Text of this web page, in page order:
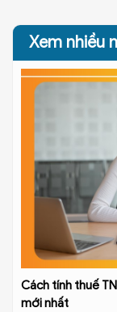
Xem nhiều
Cách tính thuế
mới nhất